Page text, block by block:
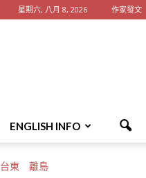
星期六, 八月 8, 2026 作家發文
ENGLISH INFO
台東 離島